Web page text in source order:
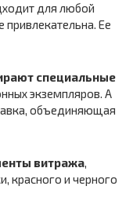
для любой
Ее
специальные
экземпляров. А
объединяющая
витража,
красного и черного